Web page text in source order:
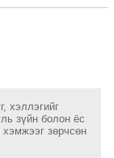
хэллэгийг
зүйн болон ёс
зөрчсөн